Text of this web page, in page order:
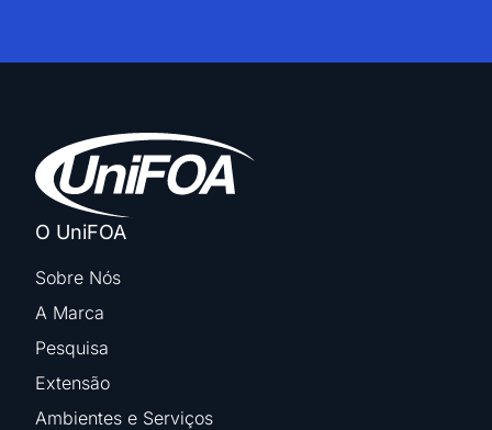
O UniFOA
Sobre Nós
A Marca
Pesquisa
Extensão
Ambientes e Serviços